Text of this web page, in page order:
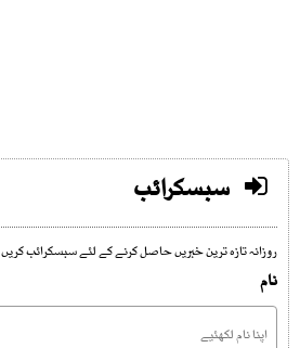
سبسکرائب
روزانہ تازہ ترین خبریں حاصل کرنے کے لئے سبسکرائب کریں
نام